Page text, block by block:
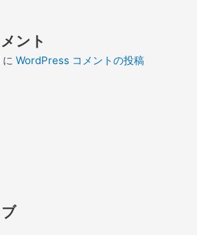
ント
に WordPress コメントの投稿